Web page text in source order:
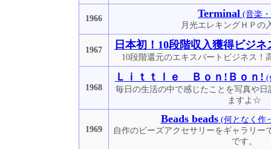
1966 Terminal (音楽
月光エレキングＨＰの
1967 日本初！10段階収入獲得ビジ
10段階還元のエキスパートビジネス！
1968
Ｌｉｔｔｌｅ Ｂｏｎ!Ｂｏｎ! (
毎日の生活の中で感じたことを写真や
ますよ☆
1969
Beads beads(何となく作
自作のビーズアクセサリーをギャラリー
です。